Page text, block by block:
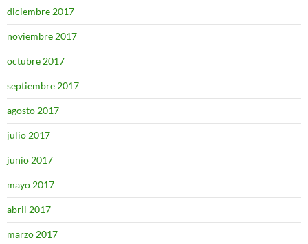
diciembre 2017
noviembre 2017
octubre 2017
septiembre 2017
agosto 2017
julio 2017
junio 2017
mayo 2017
abril 2017
marzo 2017